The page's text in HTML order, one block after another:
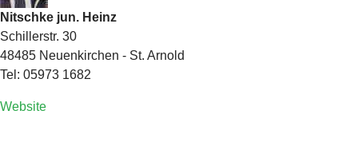
Nitschke jun. Heinz
Schillerstr. 30
48485 Neuenkirchen - St. Arnold
Tel: 05973 1682
Website